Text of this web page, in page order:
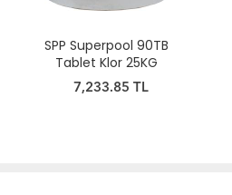
SPP Superpool 90TB
Tablet Klor 25KG
7,233.85 TL